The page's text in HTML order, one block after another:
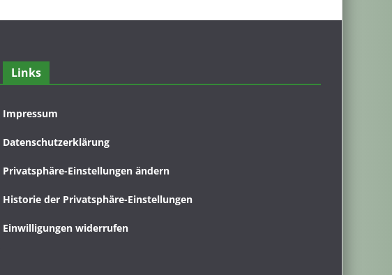
Links
Impressum
Datenschutzerklärung
Privatsphäre-Einstellungen ändern
Historie der Privatsphäre-Einstellungen
Einwilligungen widerrufen